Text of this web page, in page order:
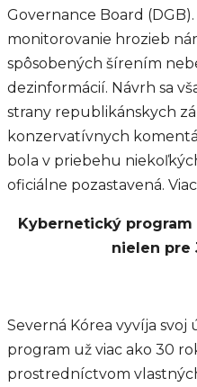
Governance Board
monitorovanie hrozieb
spôsobených šírením
dezinformácií. Návrh sa
strany republikánskych
konzervatívnych
bola v priebehu
oficiálne pozastavená.
Kybernetický program
nielen pre
Severná Kórea vyvíja
program už viac ako 30
prostredníctvom